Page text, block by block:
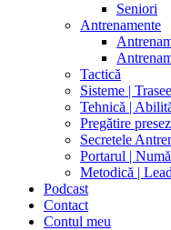
Seniori
Antrenamente
Tactică
Sisteme |
Tehnică |
Pregătire
Secretele
Portarul |
Metodică |
Podcast
Contact
Contul meu